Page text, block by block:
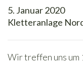
5. Januar 2020
Kletteranlage
Wir treffen uns um